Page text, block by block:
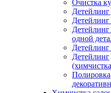
Очистка
Детейлинг
одной
Детейлинг
Полировка